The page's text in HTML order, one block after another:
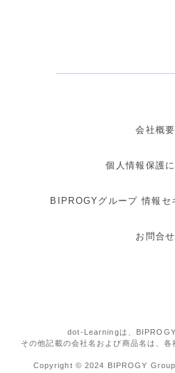
会社概要
個人情報保護
BIPROGYグループ 情報セ
お問合せ
dot-Learningは、BIPROGY
その他記載の会社名および商品名は、各
Copyright © 2024 BIPROGY